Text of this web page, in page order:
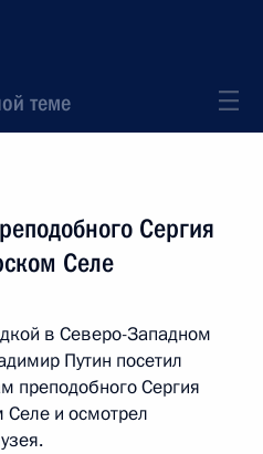
теме
Сергия
Селе
в Северо-Западном
Путин посетил
преподобного Сергия
и осмотрел